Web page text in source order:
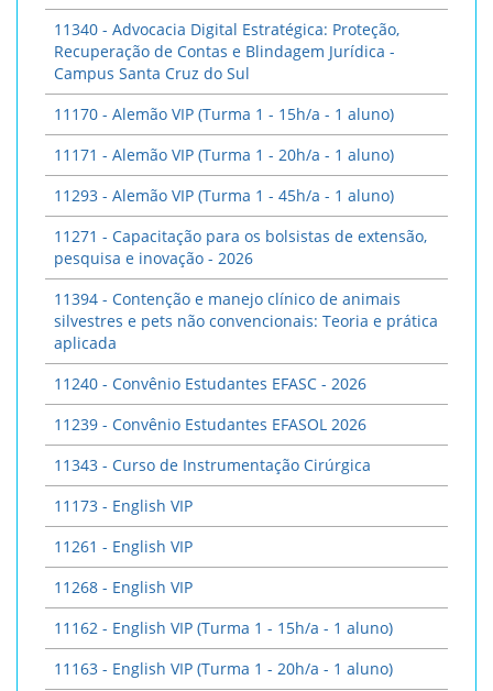
11340 - Advocacia Digital Estratégica: Proteção,
Recuperação de Contas e Blindagem Jurídica -
Campus Santa Cruz do Sul
11170 - Alemão VIP (Turma 1 - 15h/a - 1 aluno)
11171 - Alemão VIP (Turma 1 - 20h/a - 1 aluno)
11293 - Alemão VIP (Turma 1 - 45h/a - 1 aluno)
11271 - Capacitação para os bolsistas de extensão,
pesquisa e inovação - 2026
11394 - Contenção e manejo clínico de animais
silvestres e pets não convencionais: Teoria e prática
aplicada
11240 - Convênio Estudantes EFASC - 2026
11239 - Convênio Estudantes EFASOL 2026
11343 - Curso de Instrumentação Cirúrgica
11173 - English VIP
11261 - English VIP
11268 - English VIP
11162 - English VIP (Turma 1 - 15h/a - 1 aluno)
11163 - English VIP (Turma 1 - 20h/a - 1 aluno)